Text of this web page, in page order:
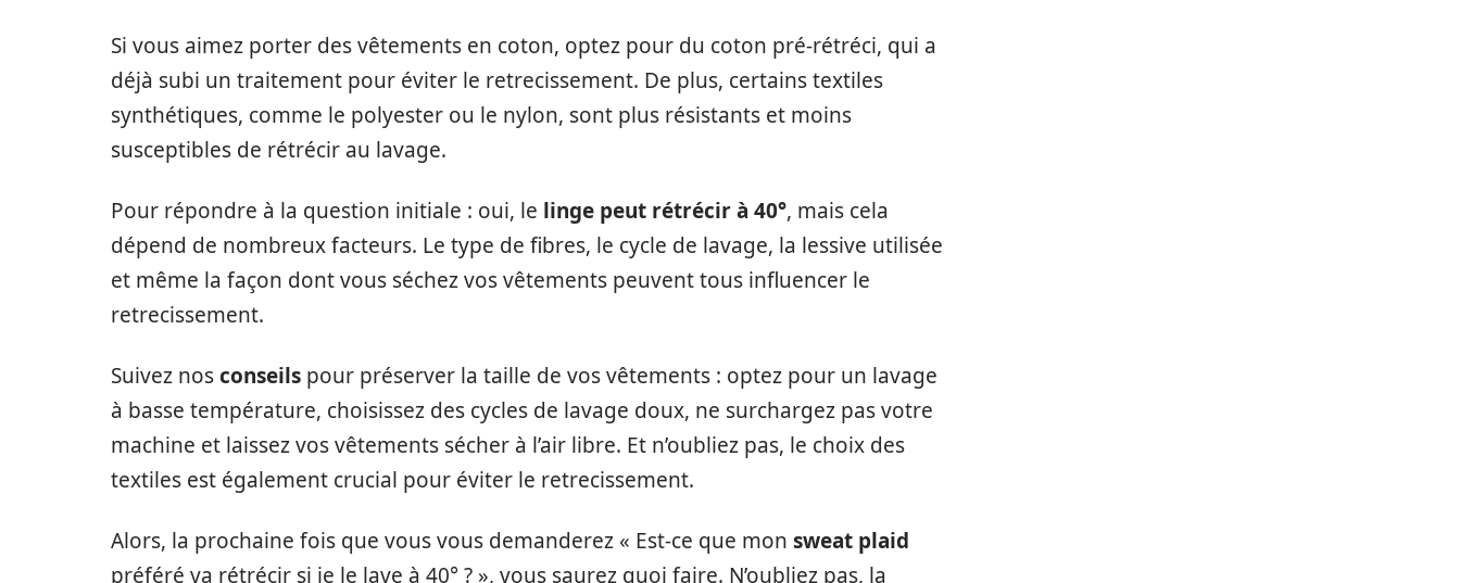
Si vous aimez porter des vêtements en coton, optez pour du coton pré-rétréci, qui a
déjà subi un traitement pour éviter le retrecissement. De plus, certains textiles
synthétiques, comme le polyester ou le nylon, sont plus résistants et moins
susceptibles de rétrécir au lavage.
Pour répondre à la question initiale : oui, le linge peut rétrécir à 40°, mais cela
dépend de nombreux facteurs. Le type de fibres, le cycle de lavage, la lessive utilisée
et même la façon dont vous séchez vos vêtements peuvent tous influencer le
retrecissement.
Suivez nosconseils pour préserver la taille de vos vêtements : optez pour un lavage
à basse température, choisissez des cycles de lavage doux, ne surchargez pas votre
machine et laissez vos vêtements sécher à l’air libre. Et n’oubliez pas, le choix des
textiles est également crucial pour éviter le retrecissement.
Alors, la prochaine fois que vous vous demanderez « Est-ce que mon sweat plaid
préféré va rétrécir si je le lave à 40° ? », vous saurez quoi faire. N’oubliez pas, la